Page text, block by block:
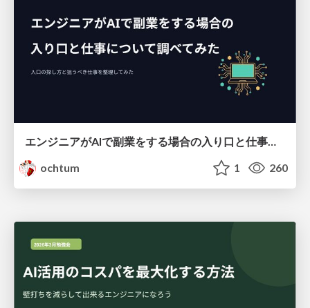
エンジニアがAIで副業をする場合の入り口と仕事について調べてみた
ochtum
1 260